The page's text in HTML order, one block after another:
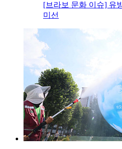
[브라보 문화 이슈] 유
미선